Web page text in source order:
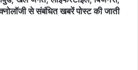
से संबंधित खबरें पोस्ट की जाती